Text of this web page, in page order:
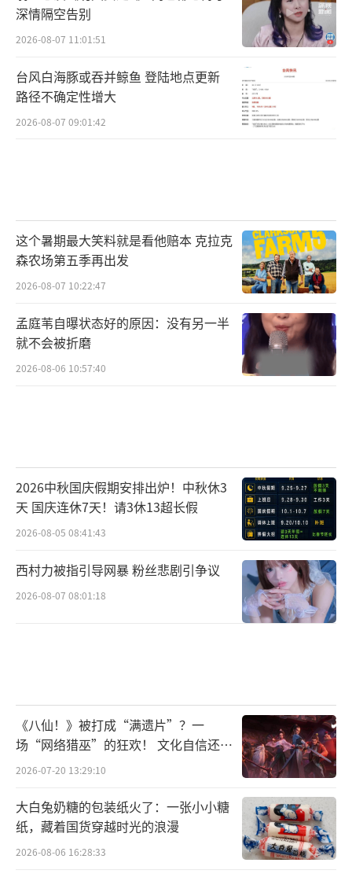
深情隔空告别
2026-08-07 11:01:51
台风白海豚或吞并鲸鱼 登陆地点更新
路径不确定性增大
2026-08-07 09:01:42
这个暑期最大笑料就是看他赔本 克拉克
森农场第五季再出发
2026-08-07 10:22:47
孟庭苇自曝状态好的原因：没有另一半
就不会被折磨
2026-08-06 10:57:40
2026中秋国庆假期安排出炉！中秋休3
天 国庆连休7天！请3休13超长假
2026-08-05 08:41:43
西村力被指引导网暴 粉丝悲剧引争议
2026-08-07 08:01:18
《八仙！》被打成“满遗片”？一
场“网络猎巫”的狂欢！ 文化自信还是
焦虑？
2026-07-20 13:29:10
大白兔奶糖的包装纸火了：一张小小糖
纸，藏着国货穿越时光的浪漫
2026-08-06 16:28:33